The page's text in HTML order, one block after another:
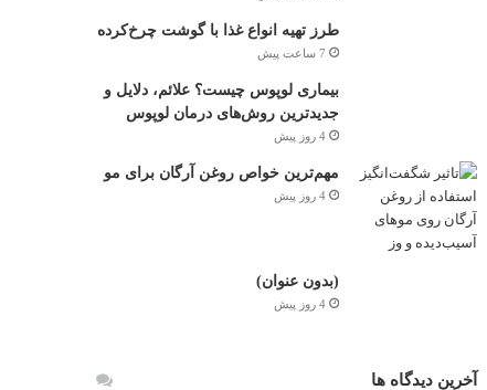
طرز تهیه انواع غذا با گوشت چرخ‌کرده
7 ساعت پیش
بیماری لوپوس چیست؟ علائم، دلایل و
جدیدترین روش‌های درمان لوپوس
4 روز پیش
مهم‌ترین خواص روغن آرگان برای مو
4 روز پیش
(بدون عنوان)
4 روز پیش
آخرین دیدگاه ها